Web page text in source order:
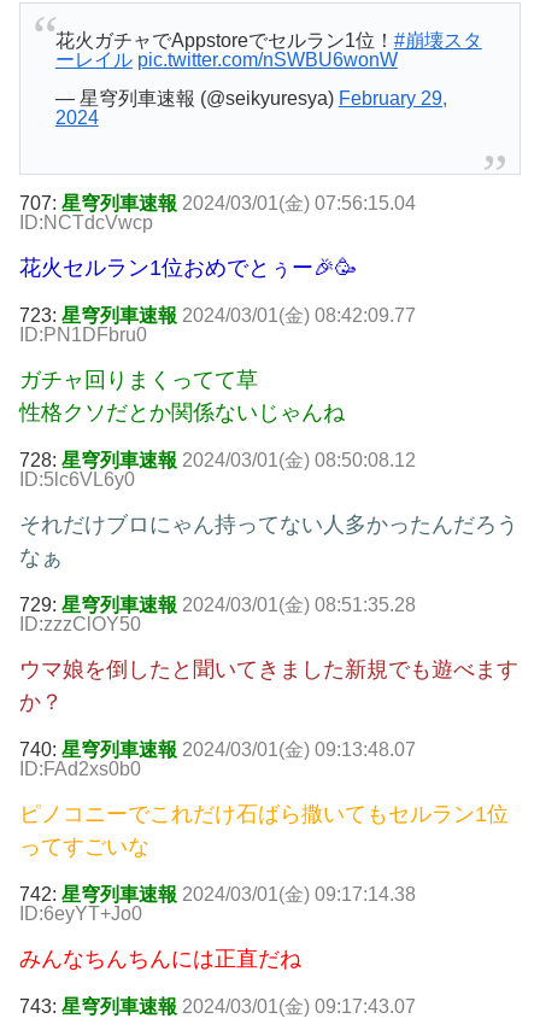
花火ガチャでAppstoreでセルラン1位！ #崩壊スタ
ーレイル pic.twitter.com/nSWBU6wonW
— 星穹列車速報 (@seikyuresya) February 29,
2024
707: 星穹列車速報 2024/03/01(金) 07:56:15.04
ID:NCTdcVwcp
花火セルラン1位おめでとぅー🎉🥳
723: 星穹列車速報 2024/03/01(金) 08:42:09.77
ID:PN1DFbru0
ガチャ回りまくってて草
性格クソだとか関係ないじゃんね
728: 星穹列車速報 2024/03/01(金) 08:50:08.12
ID:5lc6VL6y0
それだけブロにゃん持ってない人多かったんだろう
なぁ
729: 星穹列車速報 2024/03/01(金) 08:51:35.28
ID:zzzClOY50
ウマ娘を倒したと聞いてきました新規でも遊べます
か？
740: 星穹列車速報 2024/03/01(金) 09:13:48.07
ID:FAd2xs0b0
ピノコニーでこれだけ石ばら撒いてもセルラン1位
ってすごいな
742: 星穹列車速報 2024/03/01(金) 09:17:14.38
ID:6eyYT+Jo0
みんなちんちんには正直だね
743: 星穹列車速報 2024/03/01(金) 09:17:43.07